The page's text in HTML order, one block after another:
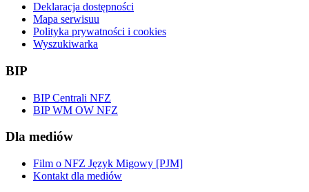
Deklaracja dostępności
Mapa serwisuu
Polityka prywatności i cookies
Wyszukiwarka
BIP
BIP Centrali NFZ
BIP WM OW NFZ
Dla mediów
Film o NFZ Język Migowy [PJM]
Kontakt dla mediów